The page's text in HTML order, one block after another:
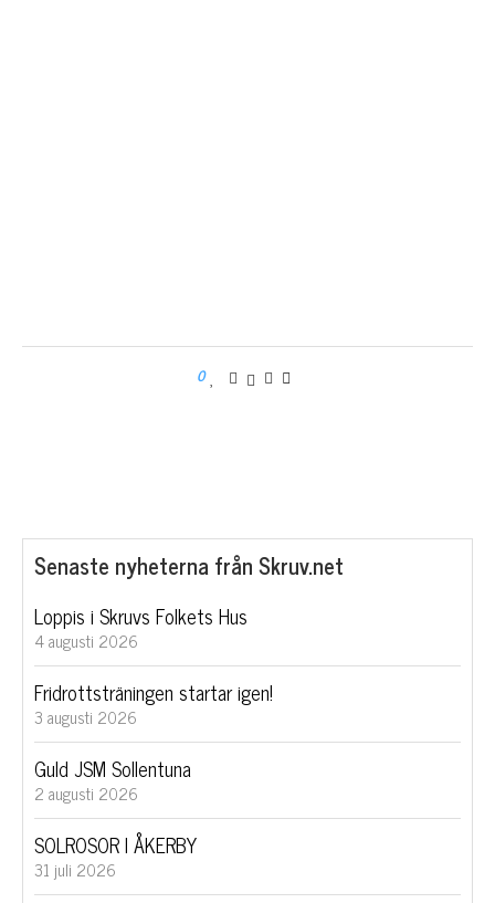
0
Senaste nyheterna från Skruv.net
Loppis i Skruvs Folkets Hus
4 augusti 2026
Fridrottsträningen startar igen!
3 augusti 2026
Guld JSM Sollentuna
2 augusti 2026
SOLROSOR I ÅKERBY
31 juli 2026